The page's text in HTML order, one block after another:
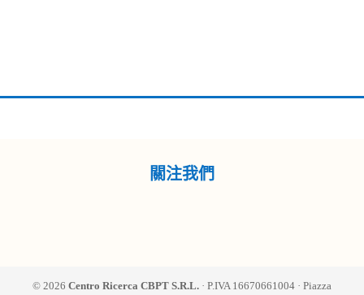
關注我們
© 2026 Centro Ricerca CBPT S.R.L. · P.IVA 16670661004 · Piazza